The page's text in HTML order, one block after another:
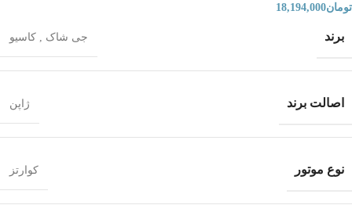
تومان18,194,000
برند جی شاک کاسیو
اصالت برند ژاپن
نوع موتور کوارتز